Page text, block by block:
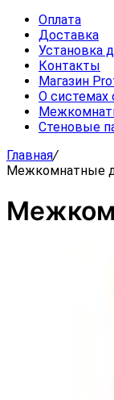
Оплата
Доставка
Установка
Контакты
Магазин
О системах
Стеновые
Главная/
Межкомнатные